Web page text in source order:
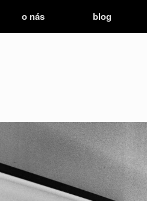
o nás blog